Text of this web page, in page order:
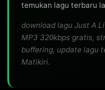
temukan lagu terbaru
download lagu Just A
MP3 320kbps gratis,
buffering, update lagu
Matikiri.